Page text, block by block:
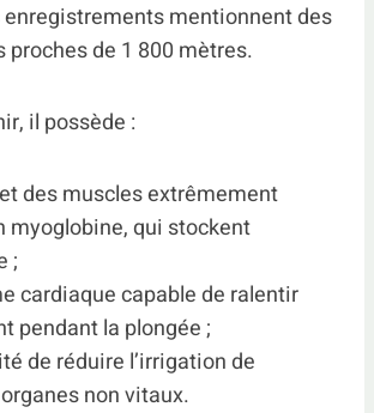
mentionnent des
proches de 1 800 mètres.
il possède :
des muscles extrêmement
myoglobine, qui stockent
;
cardiaque capable de ralentir
pendant la plongée ;
de réduire l’irrigation de
non vitaux.